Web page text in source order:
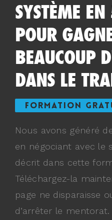
SYSTÈME
POUR
BEAUCOUP
DANS LE
FORMATION
Nous avons généré
en négociant avec le
décrit dans cette
Téléchargez-la
page ne disparaisse
d’arrêter le mentorat.